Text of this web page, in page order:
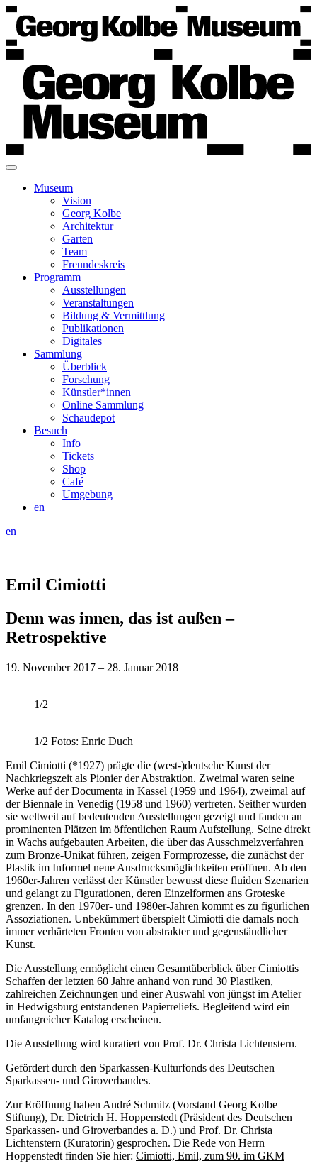
Museum
Vision
Georg Kolbe
Architektur
Garten
Team
Freundeskreis
Programm
Ausstellungen
Veranstaltungen
Bildung & Vermittlung
Publikationen
Digitales
Sammlung
Überblick
Forschung
Künstler*innen
Online Sammlung
Schaudepot
Besuch
Info
Tickets
Shop
Café
Umgebung
en
en
Emil Cimiotti
Denn was innen, das ist außen –
Retrospektive
19. November 2017 – 28. Januar 2018
1/2
1/2 Fotos: Enric Duch
Emil Cimiotti (*1927) prägte die (west-)deutsche Kunst der
Nachkriegszeit als Pionier der Abstraktion. Zweimal waren seine
Werke auf der Documenta in Kassel (1959 und 1964), zweimal auf
der Biennale in Venedig (1958 und 1960) vertreten. Seither wurden
sie weltweit auf bedeutenden Ausstellungen gezeigt und fanden an
prominenten Plätzen im öffentlichen Raum Aufstellung. Seine direkt
in Wachs aufgebauten Arbeiten, die über das Ausschmelzverfahren
zum Bronze-Unikat führen, zeigen Formprozesse, die zunächst der
Plastik im Informel neue Ausdrucksmöglichkeiten eröffnen. Ab den
1960er-Jahren verlässt der Künstler bewusst diese fluiden Szenarien
und gelangt zu Figurationen, deren Einzelformen ans Groteske
grenzen. In den 1970er- und 1980er-Jahren kommt es zu figürlichen
Assoziationen. Unbekümmert überspielt Cimiotti die damals noch
immer verhärteten Fronten von abstrakter und gegenständlicher
Kunst.
Die Ausstellung ermöglicht einen Gesamtüberblick über Cimiottis
Schaffen der letzten 60 Jahre anhand von rund 30 Plastiken,
zahlreichen Zeichnungen und einer Auswahl von jüngst im Atelier
in Hedwigsburg entstandenen Papierreliefs. Begleitend wird ein
umfangreicher Katalog erscheinen.
Die Ausstellung wird kuratiert von Prof. Dr. Christa Lichtenstern.
Gefördert durch den Sparkassen-Kulturfonds des Deutschen
Sparkassen- und Giroverbandes.
Zur Eröffnung haben André Schmitz (Vorstand Georg Kolbe
Stiftung), Dr. Dietrich H. Hoppenstedt (Präsident des Deutschen
Sparkassen- und Giroverbandes a. D.) und Prof. Dr. Christa
Lichtenstern (Kuratorin) gesprochen. Die Rede von Herrn
Hoppenstedt finden Sie hier: Cimiotti, Emil, zum 90. im GKM